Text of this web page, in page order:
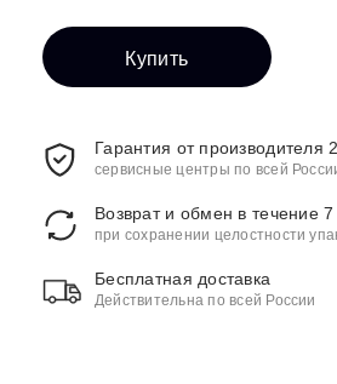
Купить
Гарантия от производителя
сервисные центры по всей
Возврат и обмен в течение
при сохранении целостности
Бесплатная доставка
Действительна по всей России